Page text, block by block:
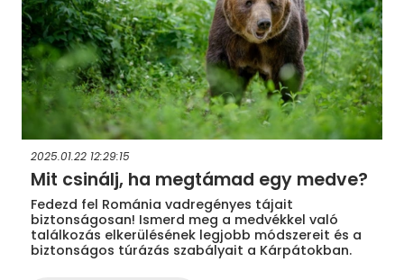
2025.01.22 12:29:15
Mit csinálj, ha megtámad egy medve?
Fedezd fel Románia vadregényes tájait
biztonságosan! Ismerd meg a medvékkel való
találkozás elkerülésének legjobb módszereit és a
biztonságos túrázás szabályait a Kárpátokban.